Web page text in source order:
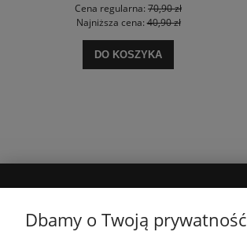
Cena regularna: 70,90 zł
Najniższa cena:40,90 zł
DO KOSZYKA
Dbamy o Twoją prywatność